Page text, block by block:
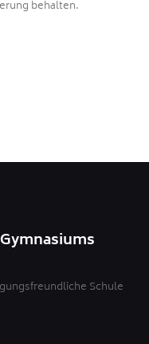
behalten.
Schule